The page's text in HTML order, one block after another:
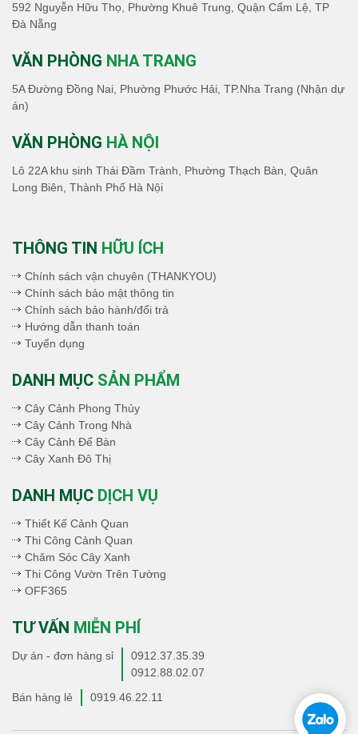
592 Nguyễn Hữu Thọ, Phường Khuê Trung, Quận Cẩm Lệ, TP
Đà Nẵng
VĂN PHÒNG NHA TRANG
5A Đường Đồng Nai, Phường Phước Hải, TP.Nha Trang (Nhận dự
án)
VĂN PHÒNG HÀ NỘI
Lô 22A khu sinh Thái Đầm Trành, Phường Thạch Bàn, Quân
Long Biên, Thành Phố Hà Nội
THÔNG TIN HỮU ÍCH
Chính sách vận chuyên (THANKYOU)
Chính sách bảo mật thông tin
Chính sách bảo hành/đổi trả
Hướng dẫn thanh toán
Tuyển dụng
DANH MỤC SẢN PHẨM
Cây Cảnh Phong Thủy
Cây Cảnh Trong Nhà
Cây Cảnh Để Bàn
Cây Xanh Đô Thị
DANH MỤC DỊCH VỤ
Thiết Kế Cảnh Quan
Thi Công Cảnh Quan
Chăm Sóc Cây Xanh
Thi Công Vườn Trên Tường
OFF365
TƯ VẤN MIỄN PHÍ
Dự án - đơn hàng sỉ
0912.37.35.39
0912.88.02.07
Bán hàng lẻ
0919.46.22.11